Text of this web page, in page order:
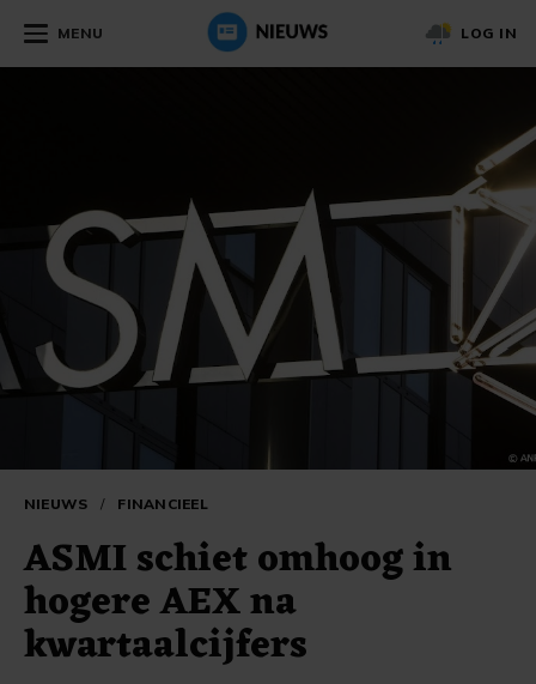
MENU LOG IN
NIEUWS / FINANCIEEL
ASMI schiet omhoog in
hogere AEX na
kwartaalcijfers